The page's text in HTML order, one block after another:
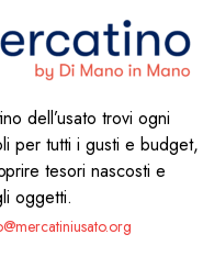
dell’usato trovi ogni
per tutti i gusti e budget,
tesori nascosti e
oggetti.